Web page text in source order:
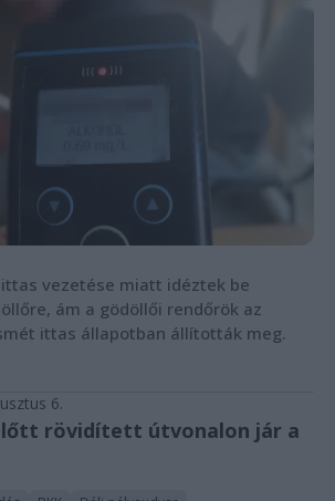
vezetése miatt idéztek be
ám a gödöllői rendőrök az
ittas állapotban állították meg.
6.
rövidített útvonalon jár a